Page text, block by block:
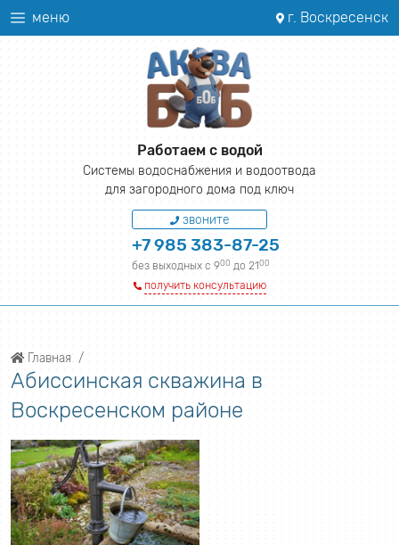
меню г. Воскресенск
Работаем с водой
Системы водоснабжения и водоотвода
для загородного дома под ключ
звоните
+7 985 383-87-25
без выходных с 900 до 2100
получить консультацию
Главная
Абиссинская скважина в
Воскресенском районе